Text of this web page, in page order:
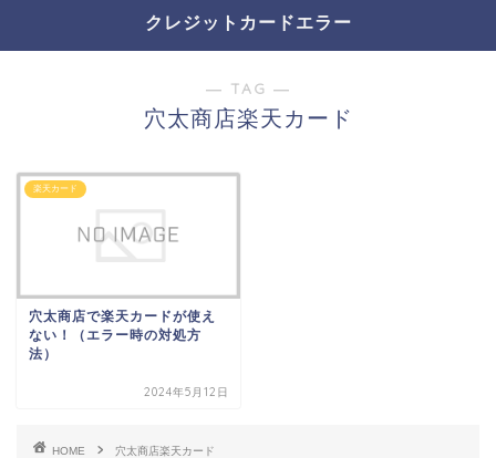
クレジットカードエラー
― TAG ―
穴太商店楽天カード
楽天カード
穴太商店で楽天カードが使え
ない！（エラー時の対処方
法）
2024年5月12日
HOME 穴太商店楽天カード